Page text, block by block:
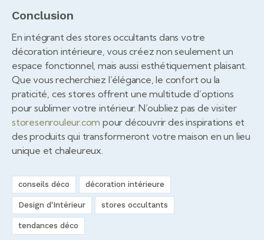
Conclusion
En intégrant des stores occultants dans votre
décoration intérieure, vous créez non seulement un
espace fonctionnel, mais aussi esthétiquement plaisant.
Que vous recherchiez l’élégance, le confort ou la
praticité, ces stores offrent une multitude d’options
pour sublimer votre intérieur. N’oubliez pas de visiter
storesenrouleur.com pour découvrir des inspirations et
des produits qui transformeront votre maison en un lieu
unique et chaleureux.
conseils déco décoration intérieure
Design d'Intérieur stores occultants
tendances déco